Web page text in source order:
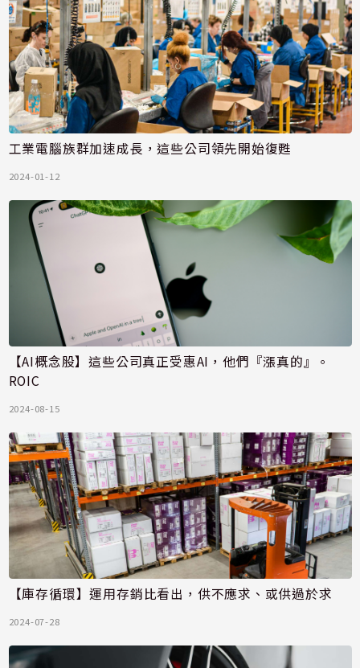
工業電腦族群加速成長，這些公司領先開始復甦
2024-01-12
【AI概念股】這些公司真正受惠AI，他們『漲真的』。
ROIC
2024-08-15
【庫存循環】運用存銷比看出，供不應求、或供過於求
2024-07-28